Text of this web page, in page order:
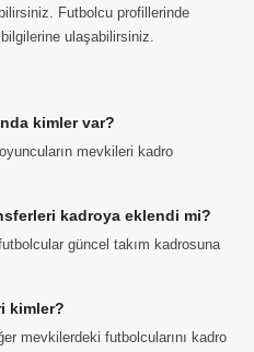
Futbolcu profillerinde
ulaşabilirsiniz.
kimler var?
mevkileri kadro
kadroya eklendi mi?
güncel takım kadrosuna
kimler?
mevkilerdeki futbolcularını kadro